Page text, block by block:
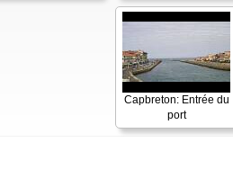
Capbreton: Entrée du
port